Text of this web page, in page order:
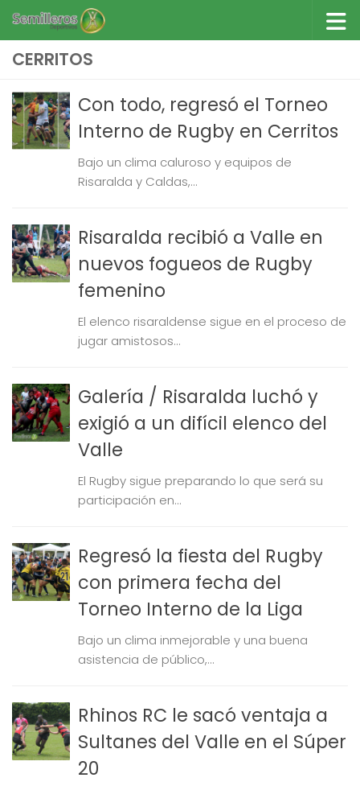
Saltar al contenido
CERRITOS
Con todo, regresó el Torneo
Interno de Rugby en Cerritos
Bajo un clima caluroso y equipos de
Risaralda y Caldas,...
Risaralda recibió a Valle en
nuevos fogueos de Rugby
femenino
El elenco risaraldense sigue en el proceso de
jugar amistosos...
Galería / Risaralda luchó y
exigió a un difícil elenco del
Valle
El Rugby sigue preparando lo que será su
participación en...
Regresó la fiesta del Rugby
con primera fecha del
Torneo Interno de la Liga
Bajo un clima inmejorable y una buena
asistencia de público,...
Rhinos RC le sacó ventaja a
Sultanes del Valle en el Súper
20